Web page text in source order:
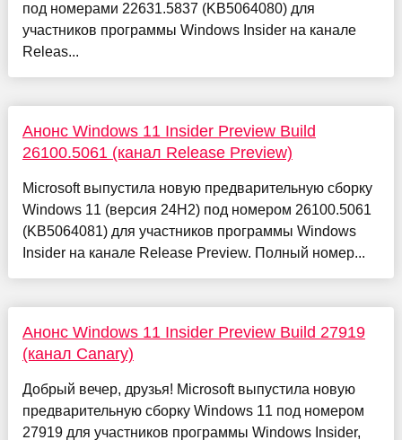
под номерами 22631.5837 (KB5064080) для
участников программы Windows Insider на канале
Releas...
Анонс Windows 11 Insider Preview Build
26100.5061 (канал Release Preview)
Microsoft выпустила новую предварительную сборку
Windows 11 (версия 24H2) под номером 26100.5061
(KB5064081) для участников программы Windows
Insider на канале Release Preview. Полный номер...
Анонс Windows 11 Insider Preview Build 27919
(канал Canary)
Добрый вечер, друзья! Microsoft выпустила новую
предварительную сборку Windows 11 под номером
27919 для участников программы Windows Insider,